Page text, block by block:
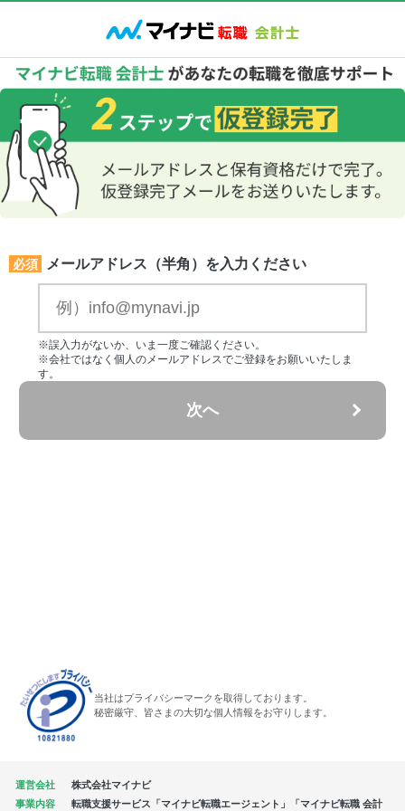
必須 メールアドレス（半角）を入力ください
※誤入力がないか、いま一度ご確認ください。
※会社ではなく個人のメールアドレスでご登録をお願いいたしま
す。
次へ
当社はプライバシーマークを取得しております。
秘密厳守、皆さまの大切な個人情報をお守りします。
運営会社
株式会社マイナビ
事業内容
転職支援サービス「マイナビ転職エージェント」「マイナビ転職 会計